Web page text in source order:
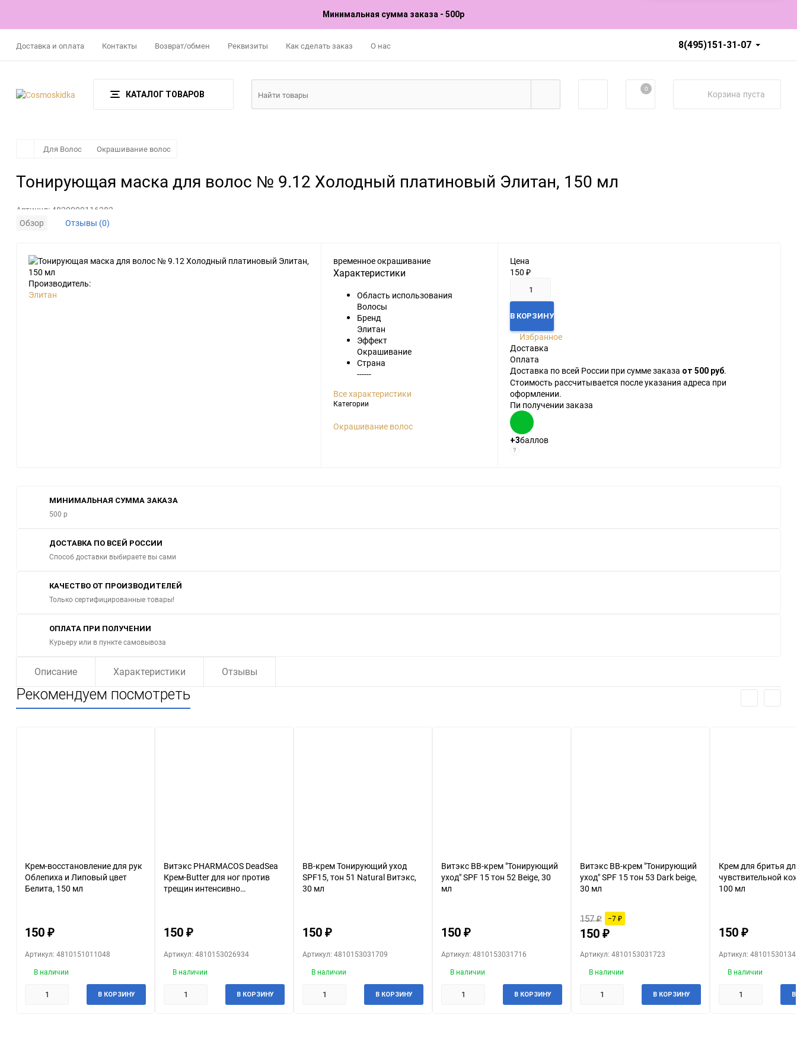
Минимальная сумма заказа - 500р
Доставка и оплата Контакты Возврат/обмен Реквизиты Как сделать заказ О нас 8(495)151-31-07
КАТАЛОГ ТОВАРОВ
0 Корзина пуста
Для Волос Окрашивание волос
Тонирующая маска для волос № 9.12 Холодный платиновый Элитан, 150 мл
Артикул: 4820000116282
Обзор
Отзывы (0)
Производитель:
Элитан
временное окрашивание
Характеристики
Область использования
Волосы
Бренд
Элитан
Эффект
Окрашивание
Страна
------
Все характеристики
Категории
Окрашивание волос
Цена
150 ₽
В КОРЗИНУ
Избранное
Доставка
Оплата
Доставка по всей России при сумме заказа от 500 руб.
Стоимость рассчитывается после указания адреса при
оформлении.
Пи получении заказа
+3баллов
?
МИНИМАЛЬНАЯ СУММА ЗАКАЗА
500 р
ДОСТАВКА ПО ВСЕЙ РОССИИ
Способ доставки выбираете вы сами
КАЧЕСТВО ОТ ПРОИЗВОДИТЕЛЕЙ
Только сертифицированные товары!
ОПЛАТА ПРИ ПОЛУЧЕНИИ
Курьеру или в пункте самовывоза
Описание Характеристики Отзывы
Рекомендуем посмотреть
Крем-восстановление для рук
Облепиха и Липовый цвет
Белита, 150 мл
150 ₽
Артикул: 4810151011048
В наличии
В КОРЗИНУ
Витэкс PHARMACOS DeadSea
Крем-Butter для ног против
трещин интенсивно
150 ₽
Артикул: 4810153026934
В наличии
В КОРЗИНУ
BB-крем Тонирующий уход
SPF15, тон 51 Natural Витэкс,
30 мл
150 ₽
Артикул: 4810153031709
В наличии
В КОРЗИНУ
Витэкс BB-крем "Тонирующий
уход" SPF 15 тон 52 Beige, 30
мл
150 ₽
Артикул: 4810153031716
В наличии
В КОРЗИНУ
Витэкс BB-крем "Тонирующий
уход" SPF 15 тон 53 Dark beige,
30 мл
157₽ −7 ₽
150 ₽
Артикул: 4810153031723
В наличии
В КОРЗИНУ
Крем для бритья
чувствительной
100 мл
150 ₽
Артикул:
В наличии